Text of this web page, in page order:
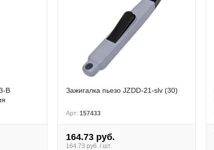
B
Зажигалка пьезо JZDD-21-slv (30)
Арт: 157433
164.73 руб.
164.73 руб. / шт.